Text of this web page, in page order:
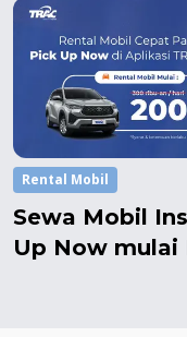
Rental Mobil
Sewa Mobil
Up Now mulai